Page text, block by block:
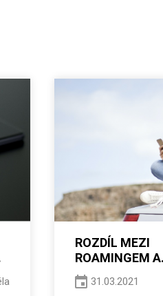
ROZDÍL MEZI
ROAMINGEM A
MEZINÁRODNÍM
VOLÁNÍM
31.03.2021